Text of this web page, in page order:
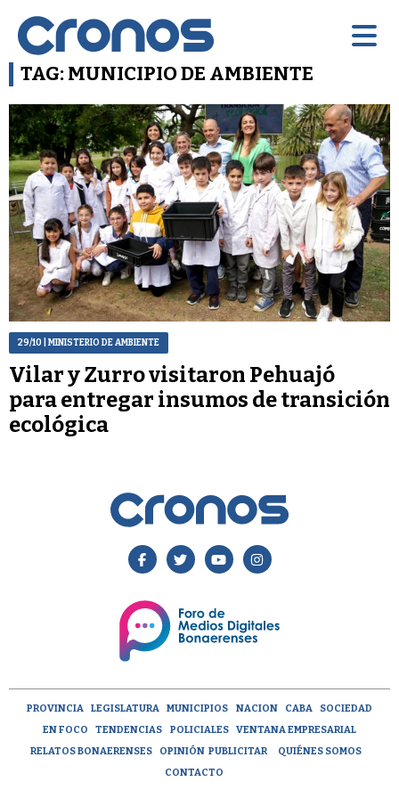
TAG: MUNICIPIO DE AMBIENTE
29/10 | MINISTERIO DE AMBIENTE
Vilar y Zurro visitaron Pehuajó
para entregar insumos de transición
ecológica
PROVINCIA LEGISLATURA MUNICIPIOS NACION CABA
SOCIEDAD
EN FOCO
TENDENCIAS POLICIALES
VENTANA EMPRESARIAL
RELATOS BONAERENSES
OPINIÓN PUBLICITAR
QUIÉNES SOMOS
CONTACTO